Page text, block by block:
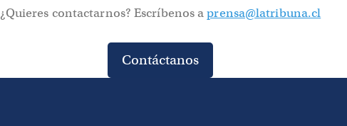
¿Quieres contactarnos? Escríbenos aprensa@latribuna.cl
Contáctanos